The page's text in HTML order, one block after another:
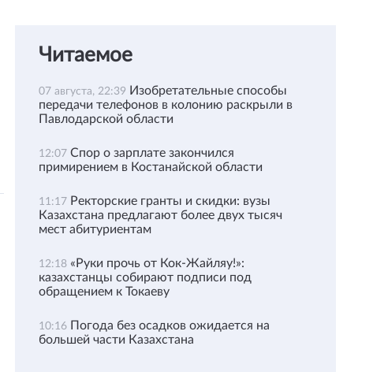
Читаемое
07 августа, 22:39 Изобретательные способы
передачи телефонов в колонию раскрыли в
Павлодарской области
12:07 Спор о зарплате закончился
примирением в Костанайской области
11:17 Ректорские гранты и скидки: вузы
Казахстана предлагают более двух тысяч
мест абитуриентам
12:18 «Руки прочь от Кок-Жайляу!»:
казахстанцы собирают подписи под
обращением к Токаеву
10:16 Погода без осадков ожидается на
большей части Казахстана